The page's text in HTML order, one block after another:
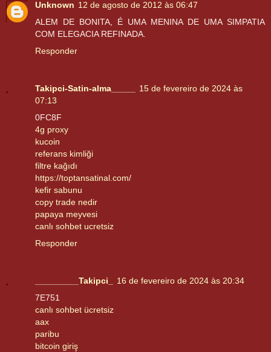
Unknown 12 de agosto de 2012 às 06:47
ALEM DE BONITA, É UMA MENINA DE UMA SIMPATIA
COM ELEGACIA REFINADA.
Responder
Takipci-Satin-alma_____
15 de fevereiro de 2024 às
07:13
0FC8F
4g proxy
kucoin
referans kimliği
filtre kağıdı
https://toptansatinal.com/
kefir sabunu
copy trade nedir
papaya meyvesi
canlı sohbet ucretsiz
Responder
_________Takipci_
16 de fevereiro de 2024 às 20:34
7E751
canlı sohbet ücretsiz
aax
paribu
bitcoin giriş